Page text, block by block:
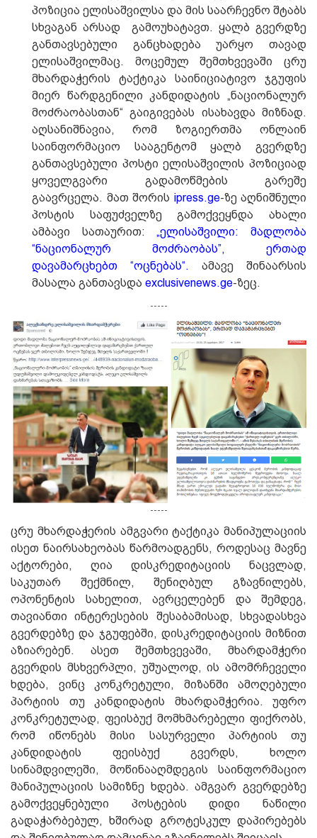
პოზიცია ელისაშვილსა და მის საარჩევნო შტაბს
სხვაგან არსად გამოუხატავთ. ყალბ გვერდზე
განთავსებული განცხადება უარყო თავად
ელისაშვილმაც. მოცემულ შემთხვევაში ცრუ
მხარდაჭერის ტაქტიკა საინიციატივო ჯგუფის
მიერ წარდგენილი კანდიდატის „ნაციონალურ
მოძრაობასთან“ გაიგივებას ისახავდა მიზნად.
აღსანიშნავია, რომ ზოგიერთმა ონლაინ
საინფორმაციო სააგენტომ ყალბ გვერდზე
განთავსებული პოსტი ელისაშვილის პოზიციად
ყოველგვარი გადამოწმების გარეშე
გაავრცელა. მათ შორის ipress.ge-ზე აღნიშნული
პოსტის საფუძველზე გამოქვეყნდა ახალი
ამბავი სათაურით: „ელისაშვილი: მადლობა
“ნაციონალურ მოძრაობას”, ერთად
დავამარცხებთ “ოცნებას“.
ამავე შინაარსის
მასალა განთავსდა exclusivenews.ge-ზეც.
-----
-----
ცრუ მხარდაჭერის ამგვარი ტაქტიკა მანიპულაციის
ისეთ ნაირსახეობას წარმოადგენს, როდესაც მავნე
აქტორები, ღია დისკრედიტაციის ნაცვლად,
საკუთარ შექმნილ, შენიღბულ გზავნილებს,
ოპონენტის სახელით, ავრცელებენ და შემდეგ,
თავიანთი ინტერესების შესაბამისად, სხვადასხვა
გვერდებზე და ჯგუფებში, დისკრედიტაციის მიზნით
აზიარებენ. ასეთ შემთხვევაში, მხარდამჭერი
გვერდის მსხვერპლი, უშუალოდ, ის ამომრჩეველი
ხდება, ვინც კონკრეტული, მიზანში ამოღებული
პარტიის თუ კანდიდატის მხარდამჭერია. უფრო
კონკრეტულად, ფეისბუქ მომხმარებელი ფიქრობს,
რომ იწონებს მისი სასურველი პარტიის თუ
კანდიდატის ფეისბუქ გვერდს, ხოლო
სინამდვილეში, მოწინააღმდეგის საინფორმაციო
მანიპულაციის სამიზნე ხდება. ამგვარ გვერდებზე
გამოქვეყნებული პოსტების დიდი ნაწილი
გადაჭარბებულ, ხშირად გროტესკულ დაპირებებს